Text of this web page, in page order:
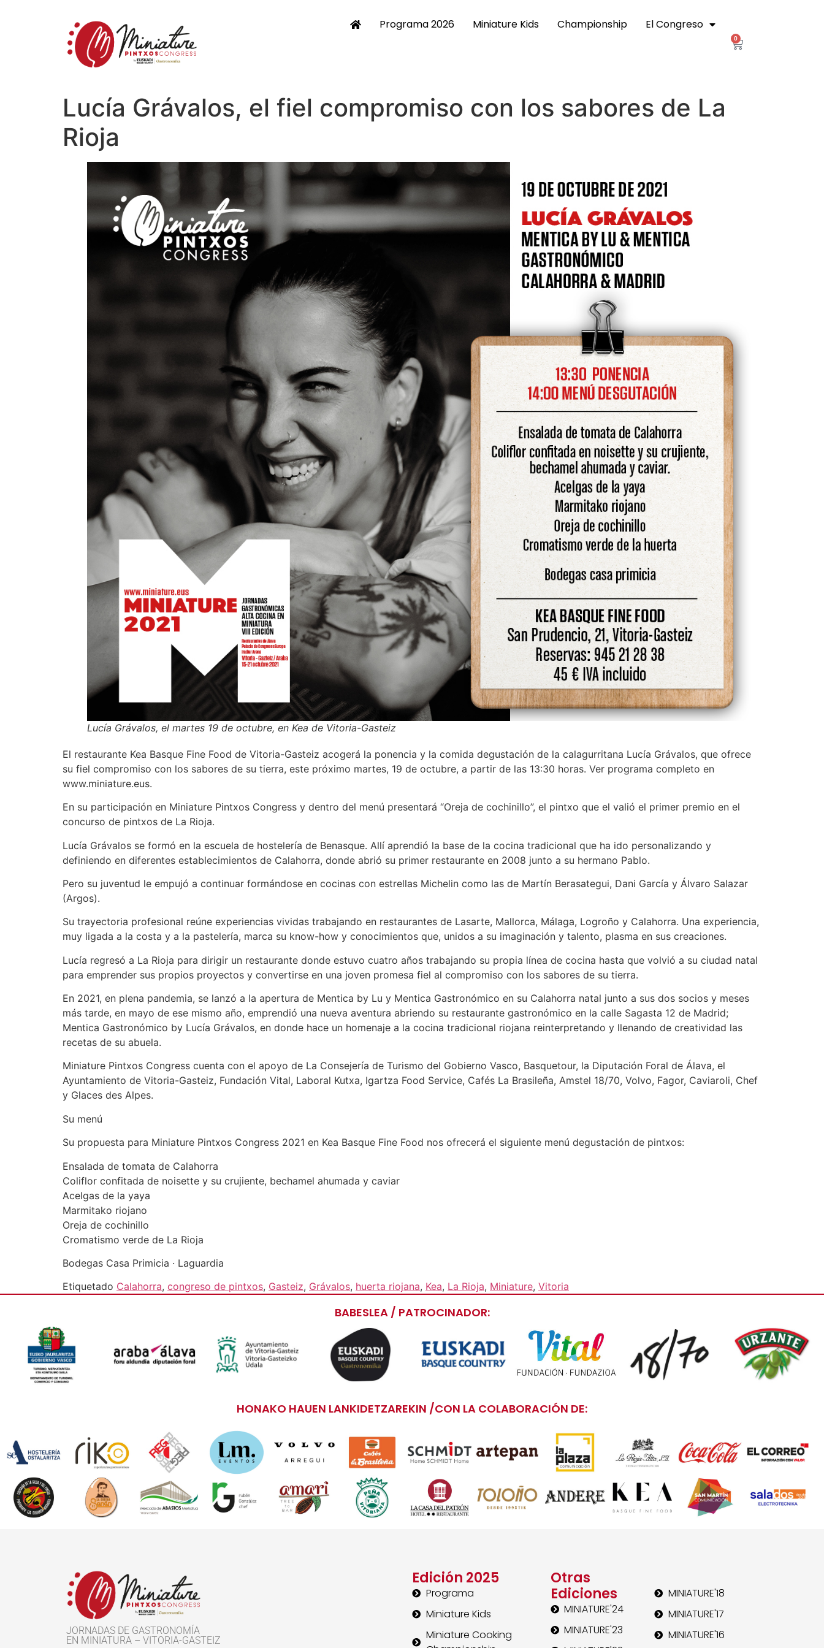
Programa 2026 Miniature Kids Championship El Congreso
0
Lucía Grávalos, el fiel compromiso con los sabores de La
Rioja
Lucía Grávalos, el martes 19 de octubre, en Kea de Vitoria-Gasteiz
El restaurante Kea Basque Fine Food de Vitoria-Gasteiz acogerá la ponencia y la comida degustación de la calagurritana Lucía Grávalos, que ofrece
su fiel compromiso con los sabores de su tierra, este próximo martes, 19 de octubre, a partir de las 13:30 horas. Ver programa completo en
www.miniature.eus.
En su participación en Miniature Pintxos Congress y dentro del menú presentará “Oreja de cochinillo”, el pintxo que el valió el primer premio en el
concurso de pintxos de La Rioja.
Lucía Grávalos se formó en la escuela de hostelería de Benasque. Allí aprendió la base de la cocina tradicional que ha ido personalizando y
definiendo en diferentes establecimientos de Calahorra, donde abrió su primer restaurante en 2008 junto a su hermano Pablo.
Pero su juventud le empujó a continuar formándose en cocinas con estrellas Michelin como las de Martín Berasategui, Dani García y Álvaro Salazar
(Argos).
Su trayectoria profesional reúne experiencias vividas trabajando en restaurantes de Lasarte, Mallorca, Málaga, Logroño y Calahorra. Una experiencia,
muy ligada a la costa y a la pastelería, marca su know-how y conocimientos que, unidos a su imaginación y talento, plasma en sus creaciones.
Lucía regresó a La Rioja para dirigir un restaurante donde estuvo cuatro años trabajando su propia línea de cocina hasta que volvió a su ciudad natal
para emprender sus propios proyectos y convertirse en una joven promesa fiel al compromiso con los sabores de su tierra.
En 2021, en plena pandemia, se lanzó a la apertura de Mentica by Lu y Mentica Gastronómico en su Calahorra natal junto a sus dos socios y meses
más tarde, en mayo de ese mismo año, emprendió una nueva aventura abriendo su restaurante gastronómico en la calle Sagasta 12 de Madrid;
Mentica Gastronómico by Lucía Grávalos, en donde hace un homenaje a la cocina tradicional riojana reinterpretando y llenando de creatividad las
recetas de su abuela.
Miniature Pintxos Congress cuenta con el apoyo de La Consejería de Turismo del Gobierno Vasco, Basquetour, la Diputación Foral de Álava, el
Ayuntamiento de Vitoria-Gasteiz, Fundación Vital, Laboral Kutxa, Igartza Food Service, Cafés La Brasileña, Amstel 18/70, Volvo, Fagor, Caviaroli, Chef
y Glaces des Alpes.
Su menú
Su propuesta para Miniature Pintxos Congress 2021 en Kea Basque Fine Food nos ofrecerá el siguiente menú degustación de pintxos:
Ensalada de tomata de Calahorra
Coliflor confitada de noisette y su crujiente, bechamel ahumada y caviar
Acelgas de la yaya
Marmitako riojano
Oreja de cochinillo
Cromatismo verde de La Rioja
Bodegas Casa Primicia · Laguardia
Etiquetado Calahorra, congreso de pintxos, Gasteiz, Grávalos, huerta riojana, Kea, La Rioja, Miniature, Vitoria
BABESLEA / PATROCINADOR:
HONAKO HAUEN LANKIDETZAREKIN /CON LA COLABORACIÓN DE:
JORNADAS DE GASTRONOMÍA
EN MINIATURA – VITORIA-GASTEIZ
Edición 2025
Programa
Miniature Kids
Miniature Cooking
Otras
Ediciones
MINIATURE'24
MINIATURE'23
MINIATURE'18
MINIATURE'17
MINIATURE'16